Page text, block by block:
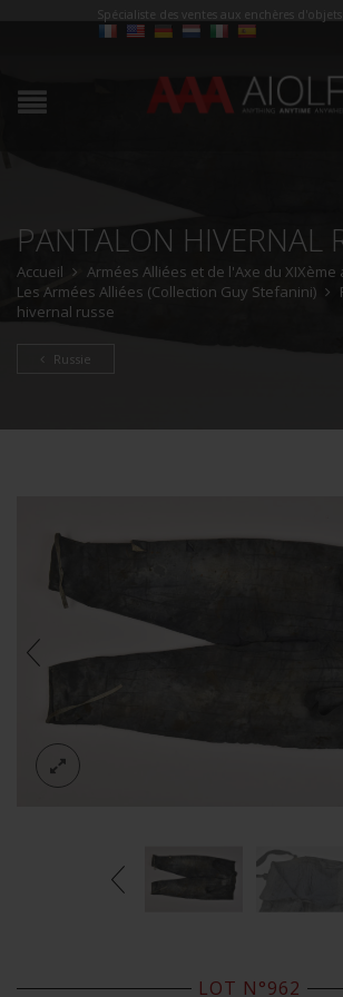
Spécialiste des ventes aux enchères
PANTALON HIVERNAL
Accueil
Armées Alliées et de l'Axe du XIXème
Les Armées Alliées (Collection Guy Stefanini)
hivernal russe
Russie
LOT N°962